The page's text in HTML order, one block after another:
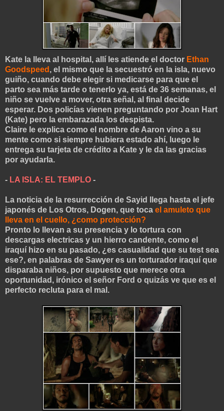
Kate la lleva al hospital, allí les atiende el doctor Ethan
Goodspeed , el mismo que la secuestró en la isla, nuevo
guiño, cuando debe elegir si medicarse para que el
parto sea más tarde o tenerlo ya, está de 36 semanas, el
niño se vuelve a mover, otra señal, al final decide
esperar. Dos policías vienen preguntando por Joan Hart
(Kate) pero la embarazada los despista.
Claire le explica como el nombre de Aaron vino a su
mente como si siempre hubiera estado ahí, luego le
entrega su tarjeta de crédito a Kate y le da las gracias
por ayudarla.
- LA ISLA: EL TEMPLO -
La noticia de la resurrección de Sayid llega hasta el jefe
japonés de Los Otros, Dogen, que toca el amuleto que
lleva en el cuello, ¿como protección?
Pronto lo llevan a su presencia y lo tortura con
descargas electricas y un hierro candente, como el
iraquí hizo en su pasado, ¿es casualidad que su test sea
ese?, en palabras de Sawyer es un torturador iraquí que
disparaba niños, por supuesto que merece otra
oportunidad, irónico el señor Ford o quizás ve que es el
perfecto recluta para el mal.